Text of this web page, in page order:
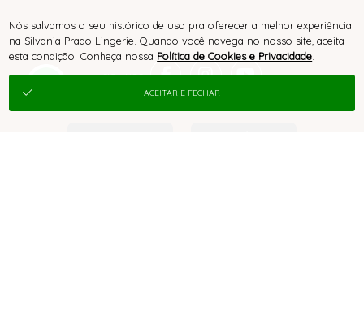
Nós salvamos o seu histórico de uso pra oferecer a melhor experiência
na Silvania Prado Lingerie. Quando você navega no nosso site, aceita
esta condição. Conheça nossa Política de Cookies e Privacidade
ACEITAR E FECHAR